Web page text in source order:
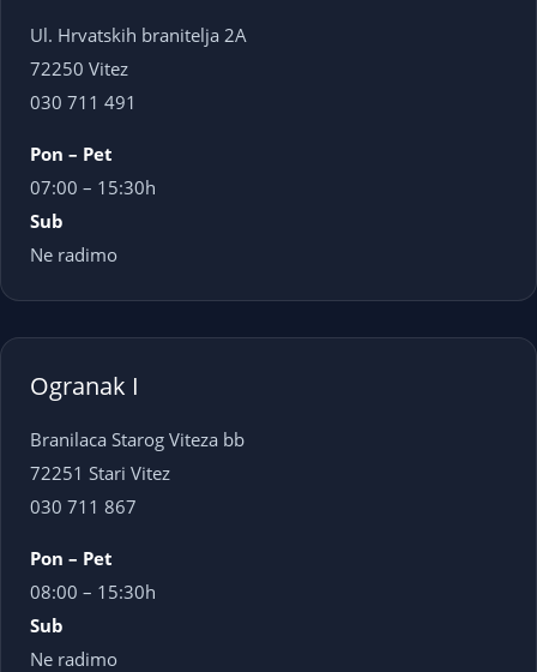
Ul. Hrvatskih branitelja 2A
72250 Vitez
030 711 491
Pon – Pet
07:00 – 15:30h
Sub
Ne radimo
Ogranak I
Branilaca Starog Viteza bb
72251 Stari Vitez
030 711 867
Pon – Pet
08:00 – 15:30h
Sub
Ne radimo